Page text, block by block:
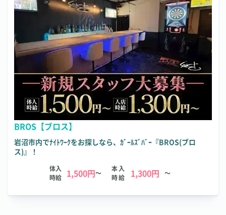
BROS【ブロス】
岩沼市内でﾅｲﾄﾜｰｸをお探しなら、ｶﾞｰﾙｽﾞﾊﾞｰ『BROS(ブロ
ス)』！
体入
時給
1,500円～
本入
時給
1,300円 ～